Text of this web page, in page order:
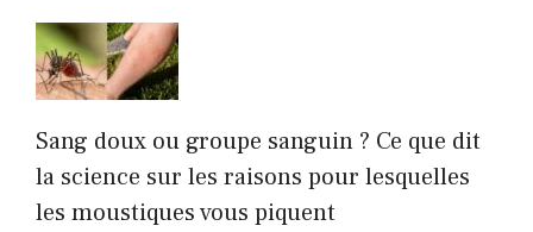
Sang doux ou groupe sanguin ? Ce que dit
la science sur les raisons pour lesquelles
les moustiques vous piquent